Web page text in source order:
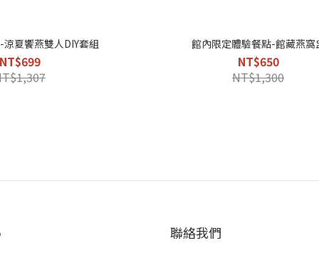
夏饗燕雙人DIY套組
NT$699
館內限定體驗餐點-館藏燕窩
NT$650
NT$1,300
聯絡我們